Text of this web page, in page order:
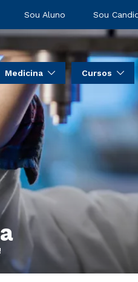
Sou Aluno Sou
Medicina Cursos